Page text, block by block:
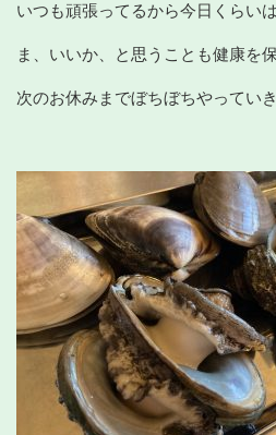
いつも頑張ってるから今日くらいは
ま、いいか、と思うことも健康を
次のお休みまでぼちぼちやってい